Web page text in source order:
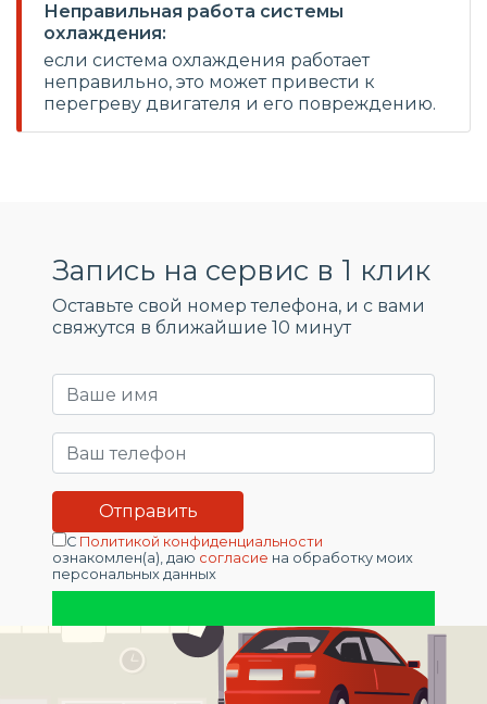
Неправильная работа системы
охлаждения:
если система охлаждения работает
неправильно, это может привести к
перегреву двигателя и его повреждению.
Запись на сервис в 1 клик
Оставьте свой номер телефона, и c вами
свяжутся в ближайшие 10 минут
С Политикой конфиденциальности
ознакомлен(а), даю согласие на обработку моих
персональных данных